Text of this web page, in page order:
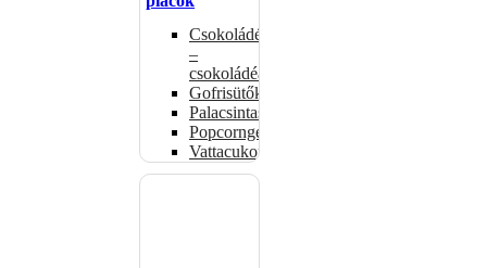
Csokoládémelegítők
–
csokoládéadagolók
Gofrisütők
Palacsintasütők
Popcorngépek
Vattacukorgép